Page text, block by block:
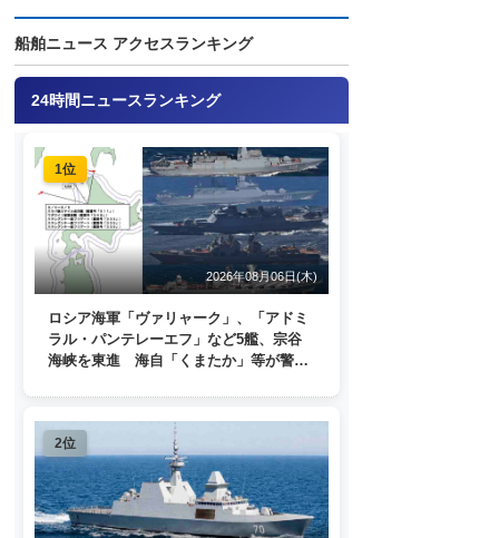
船舶ニュース アクセスランキング
24時間ニュースランキング
1位
2026年08月06日(木)
ロシア海軍「ヴァリャーク」、「アドミ
ラル・パンテレーエフ」など5艦、宗谷
海峡を東進 海自「くまたか」等が警戒
2位